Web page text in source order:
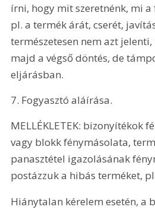
írni, hogy mit szeretnénk, mi
pl. a termék árát, cserét,
természetesen nem azt jelenti,
majd a végső döntés, de
eljárásban.
7. Fogyasztó aláírása.
MELLÉKLETEK: bizonyítékok
vagy blokk fénymásolata,
panasztétel igazolásának
postázzuk a hibás terméket,
Hiánytalan kérelem esetén, a